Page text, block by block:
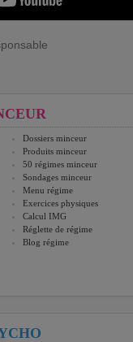
Dossiers minceur
Produits minceur
50 régimes minceur
Sondages minceur
Menu régime
Exercices physiques
Calcul IMG
Réglette de régime
Blog régime